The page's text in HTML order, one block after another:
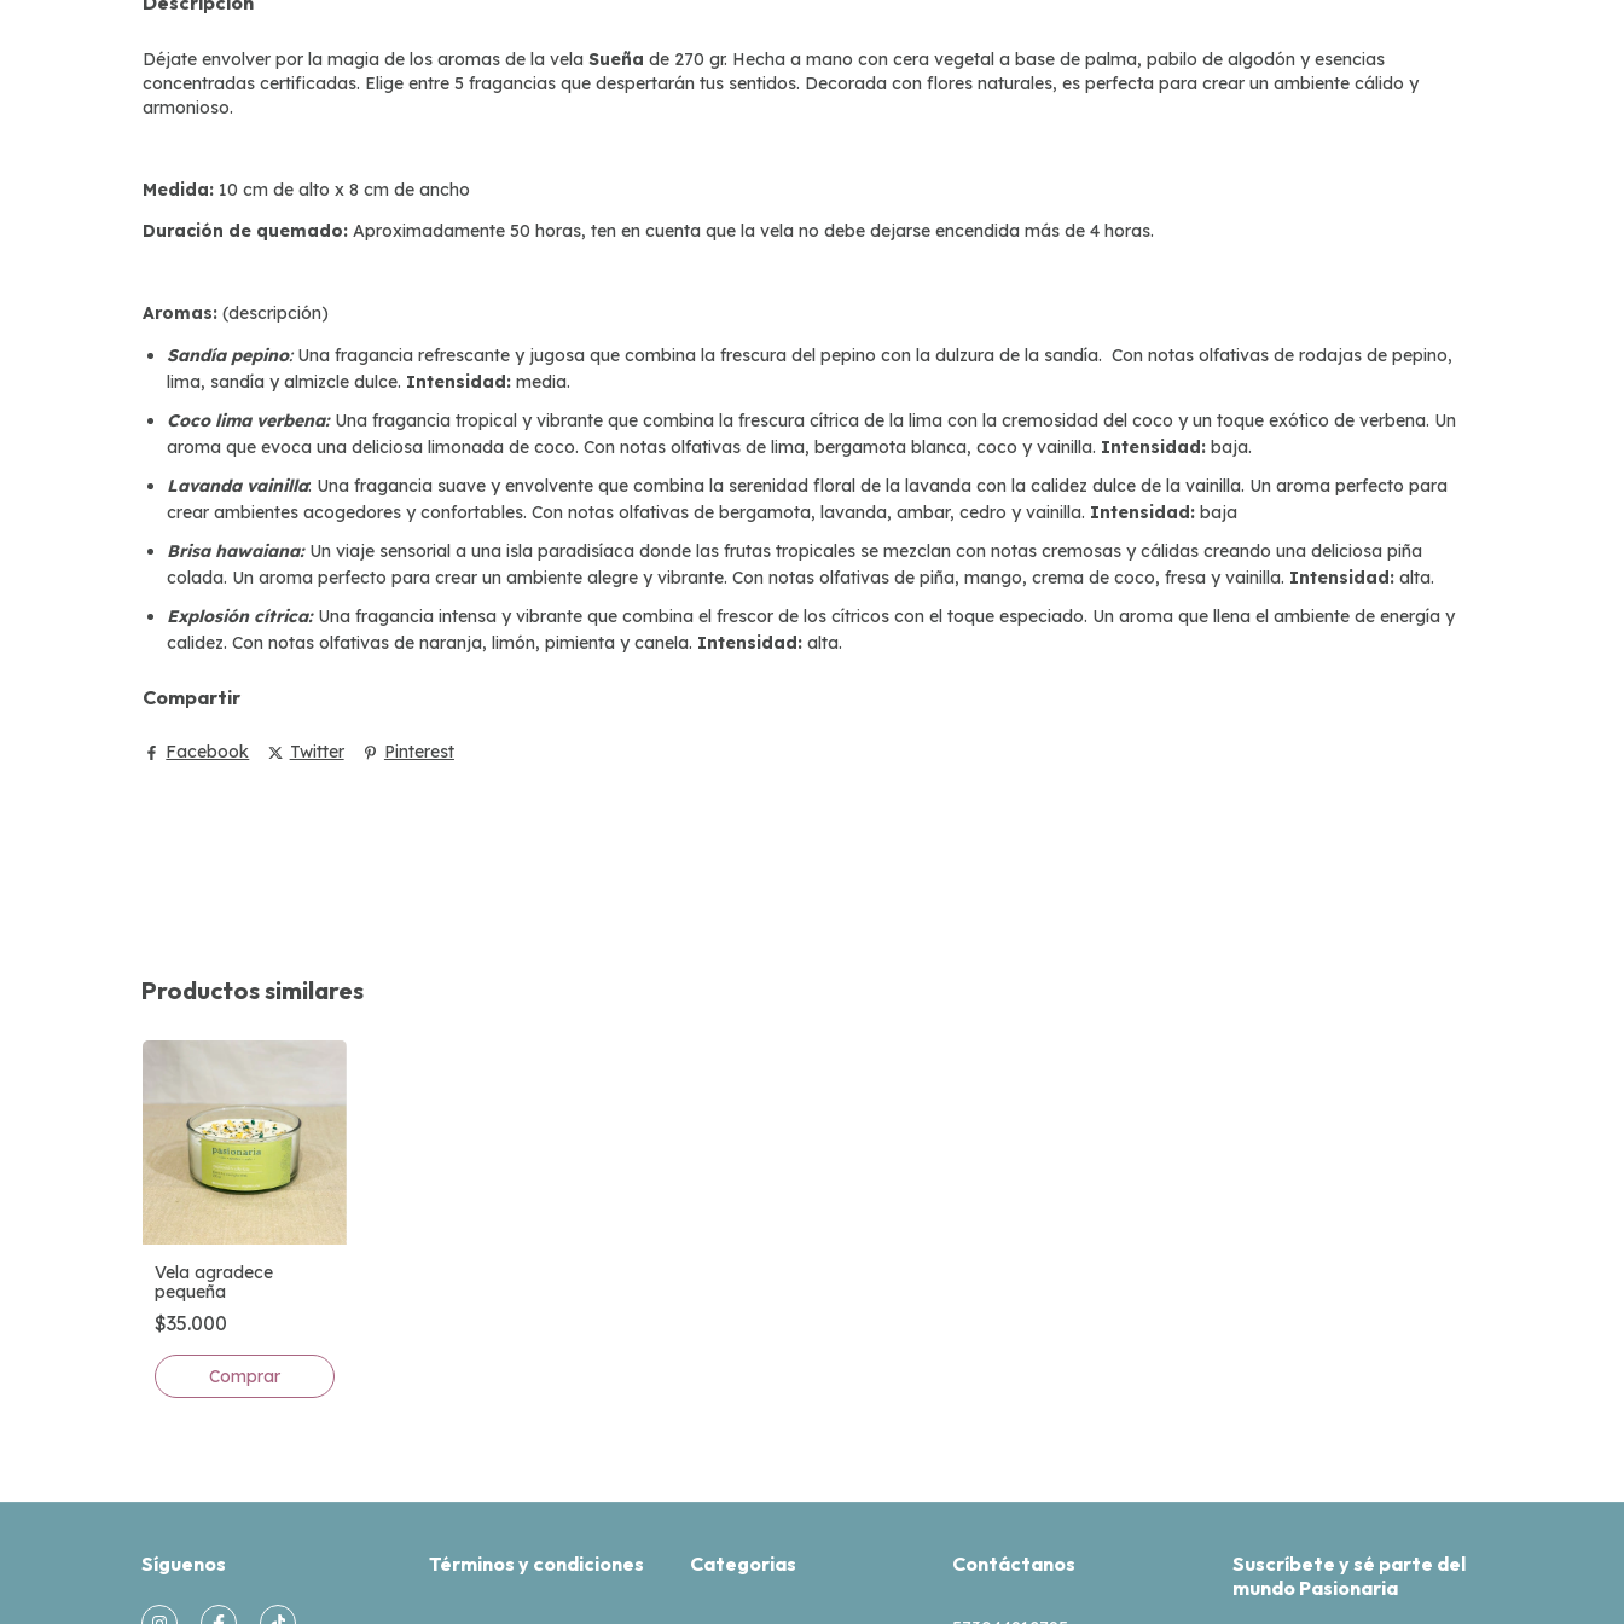
Déjate envolver por la magia de los aromas de la vela Sueña de 270 gr. Hecha a mano con cera vegetal a base de palma, pabilo de algodón y esencias
concentradas certificadas. Elige entre 5 fragancias que despertarán tus sentidos. Decorada con flores naturales, es perfecta para crear un ambiente cálido y
armonioso.
Medida: 10 cm de alto x 8 cm de ancho
Duración de quemado: Aproximadamente 50 horas, ten en cuenta que la vela no debe dejarse encendida más de 4 horas.
Aromas: (descripción)
Sandía pepino:Una fragancia refrescante y jugosa que combina la frescura del pepino con la dulzura de la sandía. Con notas olfativas de rodajas de pepino,
lima, sandía y almizcle dulce. Intensidad: media.
Coco lima verbena:Una fragancia tropical y vibrante que combina la frescura cítrica de la lima con la cremosidad del coco y un toque exótico de verbena. Un
aroma que evoca una deliciosa limonada de coco. Con notas olfativas de lima, bergamota blanca, coco y vainilla. Intensidad: baja.
Lavanda vainilla: Una fragancia suave y envolvente que combina la serenidad floral de la lavanda con la calidez dulce de la vainilla. Un aroma perfecto para
crear ambientes acogedores y confortables. Con notas olfativas de bergamota, lavanda, ambar, cedro y vainilla. Intensidad: baja
Brisa hawaiana:Un viaje sensorial a una isla paradisíaca donde las frutas tropicales se mezclan con notas cremosas y cálidas creando una deliciosa piña
colada. Un aroma perfecto para crear un ambiente alegre y vibrante. Con notas olfativas de piña, mango, crema de coco, fresa y vainilla. Intensidad: alta.
Explosión cítrica: Una fragancia intensa y vibrante que combina el frescor de los cítricos con el toque especiado. Un aroma que llena el ambiente de energía y
calidez. Con notas olfativas de naranja, limón, pimienta y canela. Intensidad: alta.
Compartir
Facebook Twitter Pinterest
Productos similares
Vela agradece
pequeña
$35.000
Comprar
Síguenos Términos y condiciones Categorias Contáctanos
Suscríbete y sé parte del
mundo Pasionaria